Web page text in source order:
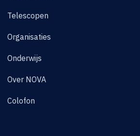
Telescopen
Organisaties
Onderwijs
Over NOVA
Colofon